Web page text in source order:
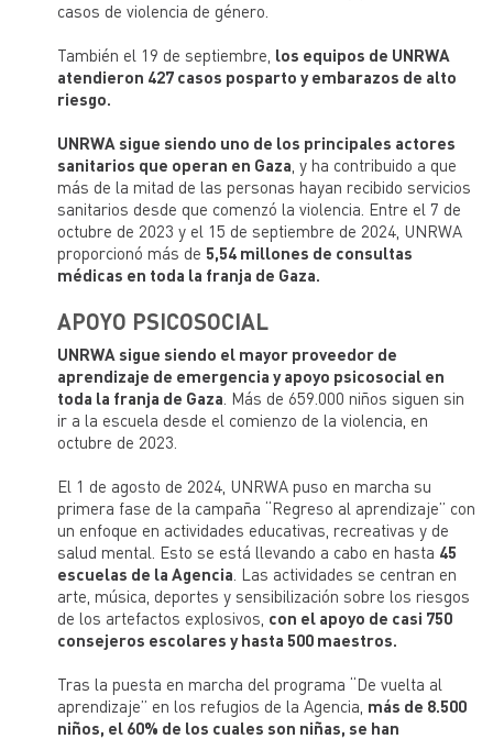
casos de violencia de género.
También el 19 de septiembre, los equipos de UNRWA
atendieron 427 casos posparto y embarazos de alto
riesgo.
UNRWA sigue siendo uno de los principales actores
sanitarios que operan en Gaza , y ha contribuido a que
más de la mitad de las personas hayan recibido servicios
sanitarios desde que comenzó la violencia. Entre el 7 de
octubre de 2023 y el 15 de septiembre de 2024, UNRWA
proporcionó más de 5,54 millones de consultas
médicas en toda la franja de Gaza.
APOYO PSICOSOCIAL
UNRWA sigue siendo el mayor proveedor de
aprendizaje de emergencia y apoyo psicosocial en
toda la franja de Gaza . Más de 659.000 niños siguen sin
ir a la escuela desde el comienzo de la violencia, en
octubre de 2023.
El 1 de agosto de 2024, UNRWA puso en marcha su
primera fase de la campaña “Regreso al aprendizaje” con
un enfoque en actividades educativas, recreativas y de
salud mental. Esto se está llevando a cabo en hasta 45
escuelas de la Agencia . Las actividades se centran en
arte, música, deportes y sensibilización sobre los riesgos
de los artefactos explosivos, con el apoyo de casi 750
consejeros escolares y hasta 500 maestros.
Tras la puesta en marcha del programa “De vuelta al
aprendizaje” en los refugios de la Agencia, más de 8.500
niños, el 60% de los cuales son niñas, se han